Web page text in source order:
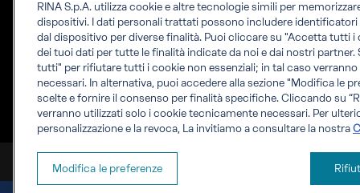
Our experience.
Your growth.
RINA è un'azienda fondata sulle competenze
delle persone per offrire consulenza
ingegneristica, attività di test, certificazioni e
servizi digitali in tutto il mondo.
RINA S.p.A. P.IVA IT 03794120109
RINA S.p.A. utilizza cookie e altre tecnologie simili per
dispositivi. I dati personali trattati possono includere
dal dispositivo per diverse finalità. Puoi cliccare su "Accetta tutti
dei tuoi dati per tutte le finalità indicate da noi e dai nostri
tutti" per rifiutare tutti i cookie non essenziali; in tal caso
necessari. In alternativa, puoi accedere alla sezione "Modifica le
scelte e fornire il consenso per finalità specifiche. Cliccando su
verranno utilizzati solo i cookie tecnicamente necessari. Per
personalizzazione e la revoca, La invitiamo a consultare la nostra
Modifica le preferenze